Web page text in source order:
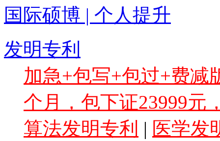
国际硕博 | 个人提升
发明专利
加急+包写+包过+费减
个月，包下证23999元
算法发明专利 | 医学发